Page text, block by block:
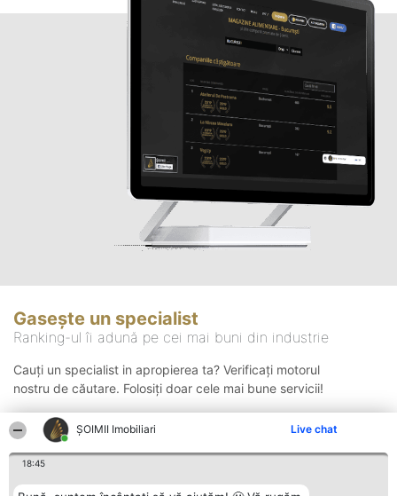
ȘOIMII Imobiliari Live chat
18:45
Gasește un specialist
Ranking-ul îi adună pe cei mai buni din industrie
Cauți un specialist in apropierea ta? Verificați motorul
nostru de căutare. Folosiți doar cele mai bune servicii!